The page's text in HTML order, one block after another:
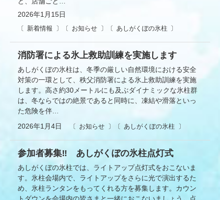
2026年1月15日
新着情報 お知らせ あしがくぼの氷柱
2026年1月4日 お知らせ あしがくぼの氷柱
消防署による氷上救助訓練を実施します
あしがくぼの氷柱は、冬季の厳しい自然環境における安全
対策の一環として、秩父消防署による氷上救助訓練を実施
します。高さ約30メートルにも及ぶダイナミックな氷柱群
は、冬ならではの絶景であると同時に、凍結や滑落といっ
た危険を伴…
参加者募集‼ あしがくぼの氷柱点灯式
あしがくぼの氷柱では、ライトアップ点灯式をおこないま
す。氷柱会場内で、ライトアップをさらに光で演出するた
め、氷柱ランタンをもってくれる方を募集します。カウン